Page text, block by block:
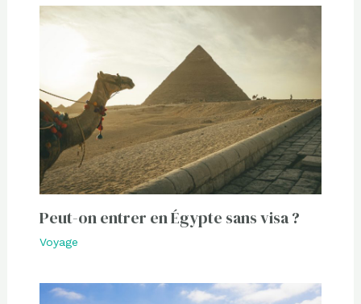
Peut-on entrer en Égypte sans visa ?
Voyage